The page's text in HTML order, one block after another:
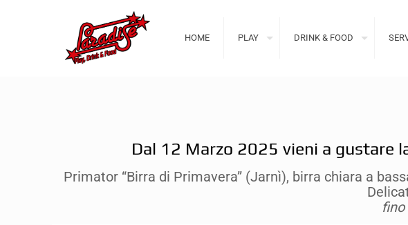
HOME PLAY DRINK & FOOD
Dal 12 Marzo 2025 vieni a gustare
Primator “Birra di Primavera” (Jarnì), birra chiara a